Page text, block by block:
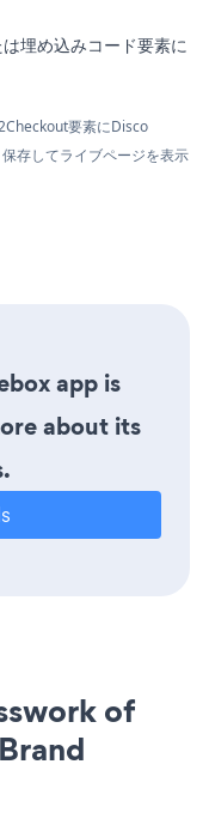
埋め込みコード要素に
要素にDisco
存してライブページを表示
app is
about its
of